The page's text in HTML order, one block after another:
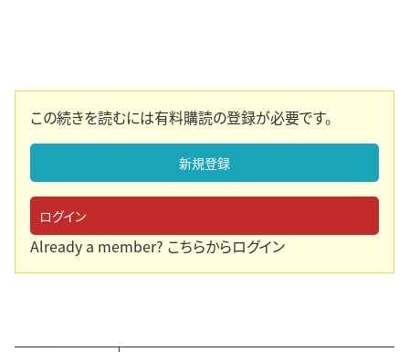
この続きを読むには有料購読の登録が必要です。
新規登録
ログイン
Already a member? こちらからログイン